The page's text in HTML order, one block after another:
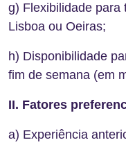
g) Flexibilidade para
Lisboa ou Oeiras;
h) Disponibilidade
fim de semana (em
II. Fatores
a) Experiência